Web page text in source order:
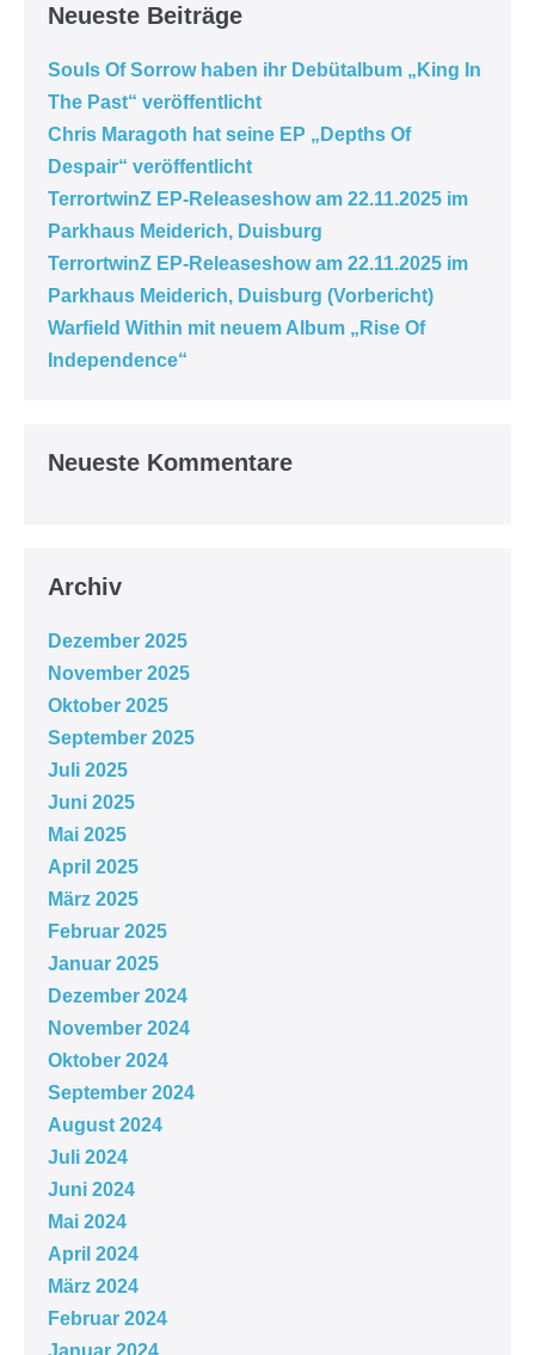
Neueste Beiträge
Souls Of Sorrow haben ihr Debütalbum „King In
The Past“ veröffentlicht
Chris Maragoth hat seine EP „Depths Of
Despair“ veröffentlicht
TerrortwinZ EP-Releaseshow am 22.11.2025 im
Parkhaus Meiderich, Duisburg
TerrortwinZ EP-Releaseshow am 22.11.2025 im
Parkhaus Meiderich, Duisburg (Vorbericht)
Warfield Within mit neuem Album „Rise Of
Independence“
Neueste Kommentare
Archiv
Dezember 2025
November 2025
Oktober 2025
September 2025
Juli 2025
Juni 2025
Mai 2025
April 2025
März 2025
Februar 2025
Januar 2025
Dezember 2024
November 2024
Oktober 2024
September 2024
August 2024
Juli 2024
Juni 2024
Mai 2024
April 2024
März 2024
Februar 2024
Januar 2024